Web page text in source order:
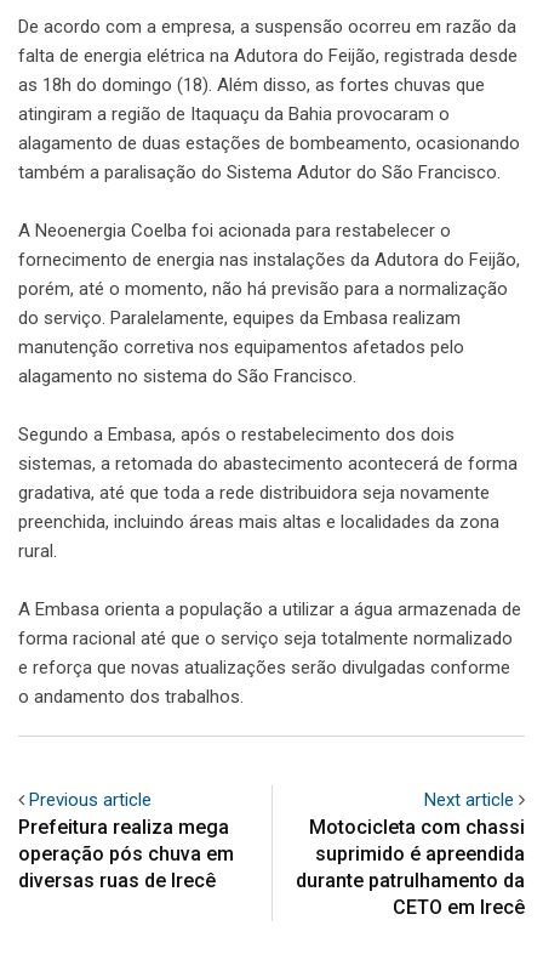
De acordo com a empresa, a suspensão ocorreu em razão da
falta de energia elétrica na Adutora do Feijão, registrada desde
as 18h do domingo (18). Além disso, as fortes chuvas que
atingiram a região de Itaquaçu da Bahia provocaram o
alagamento de duas estações de bombeamento, ocasionando
também a paralisação do Sistema Adutor do São Francisco.
A Neoenergia Coelba foi acionada para restabelecer o
fornecimento de energia nas instalações da Adutora do Feijão,
porém, até o momento, não há previsão para a normalização
do serviço. Paralelamente, equipes da Embasa realizam
manutenção corretiva nos equipamentos afetados pelo
alagamento no sistema do São Francisco.
Segundo a Embasa, após o restabelecimento dos dois
sistemas, a retomada do abastecimento acontecerá de forma
gradativa, até que toda a rede distribuidora seja novamente
preenchida, incluindo áreas mais altas e localidades da zona
rural.
A Embasa orienta a população a utilizar a água armazenada de
forma racional até que o serviço seja totalmente normalizado
e reforça que novas atualizações serão divulgadas conforme
o andamento dos trabalhos.
Previous article
Prefeitura realiza mega
operação pós chuva em
diversas ruas de Irecê
Next article
Motocicleta com chassi
suprimido é apreendida
durante patrulhamento da
CETO em Irecê